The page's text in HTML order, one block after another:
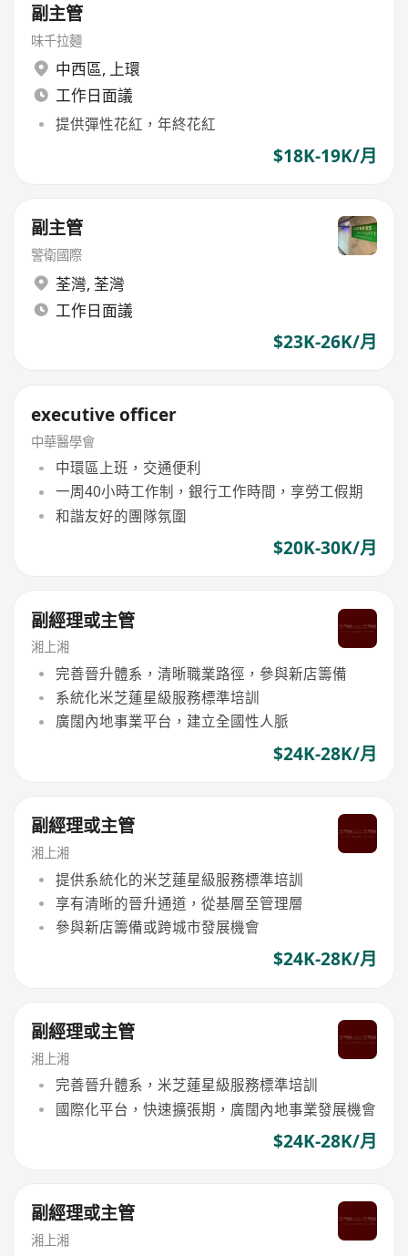
副主管
味千拉麵
中西區, 上環
工作日面議
提供彈性花紅，年終花紅
$18K-19K/月
副主管
警衛國際
荃灣, 荃灣
工作日面議
$23K-26K/月
executive officer
中華醫學會
中環區上班，交通便利
一周40小時工作制，銀行工作時間，享勞工假期
和諧友好的團隊氛圍
$20K-30K/月
副經理或主管
湘上湘
完善晉升體系，清晰職業路徑，參與新店籌備
系統化米芝蓮星級服務標準培訓
廣闊內地事業平台，建立全國性人脈
$24K-28K/月
副經理或主管
湘上湘
提供系統化的米芝蓮星級服務標準培訓
享有清晰的晉升通道，從基層至管理層
參與新店籌備或跨城市發展機會
$24K-28K/月
副經理或主管
湘上湘
完善晉升體系，米芝蓮星級服務標準培訓
國際化平台，快速擴張期，廣闊內地事業發展機會
$24K-28K/月
副經理或主管
湘上湘